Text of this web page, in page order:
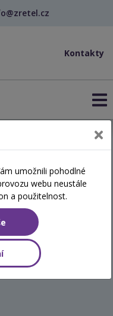
Kontakty
v
umožnili pohodlné
webu neustále
a použitelnost.